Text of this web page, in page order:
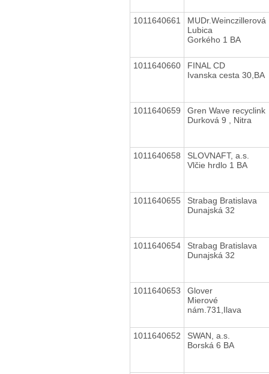
1011640661
MUDr.Weinczillerová
Lubica
Gorkého 1 BA
1011640660
FINAL CD
Ivanska cesta 30,BA
1011640659
Gren Wave recyclink
Durková 9 , Nitra
1011640658
SLOVNAFT, a.s.
Vlčie hrdlo 1 BA
1011640655
Strabag Bratislava
Dunajská 32
1011640654
Strabag Bratislava
Dunajská 32
1011640653
Glover
Mierové
nám.731,Ilava
1011640652
SWAN, a.s.
Borská 6 BA